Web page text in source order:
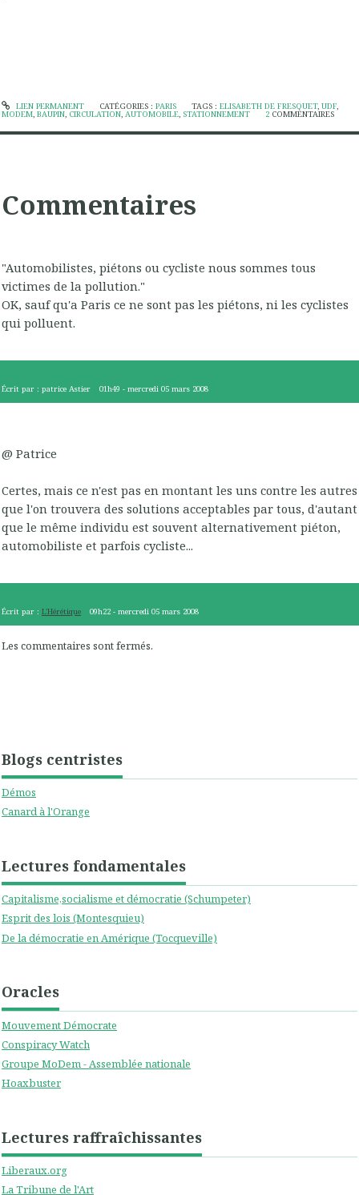
Blogs centristes
Démos
Canard à l'Orange
Lectures fondamentales
Capitalisme,socialisme et démocratie (Schumpeter)
Esprit des lois (Montesquieu)
De la démocratie en Amérique (Tocqueville)
Oracles
Mouvement Démocrate
Conspiracy Watch
Groupe MoDem - Assemblée nationale
Hoaxbuster
Lectures raffraîchissantes
Liberaux.org
La Tribune de l'Art
LIEN PERMANENT CATÉGORIES : PARIS TAGS :ELISABETH DE FRESQUET,UDF,
MODEM, BAUPIN, CIRCULATION, AUTOMOBILE, STATIONNEMENT 2 COMMENTAIRES
Commentaires
"Automobilistes, piétons ou cycliste nous sommes tous
victimes de la pollution."
OK, sauf qu'a Paris ce ne sont pas les piétons, ni les cyclistes
qui polluent.
Écrit par : patrice Astier 01h49 -mercredi 05 mars 2008
@ Patrice
Certes, mais ce n'est pas en montant les uns contre les autres
que l'on trouvera des solutions acceptables par tous, d'autant
que le même individu est souvent alternativement piéton,
automobiliste et parfois cycliste...
Écrit par : L'Hérétique 09h22 -mercredi 05 mars 2008
Les commentaires sont fermés.